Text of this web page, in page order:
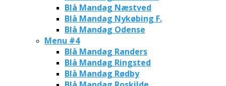
Blå Mandag Næstved
Blå Mandag Nykøbing F.
Blå Mandag Odense
Menu #4
Blå Mandag Randers
Blå Mandag Ringsted
Blå Mandag Rødby